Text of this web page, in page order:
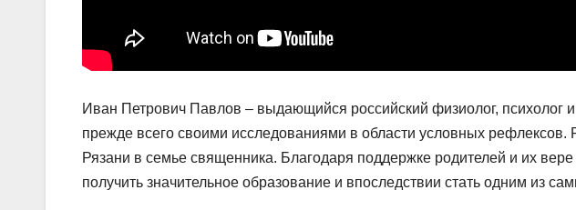
Иван Петрович Павлов – выдающийся российский физиолог, психолог
прежде всего своими исследованиями в области условных рефлексов.
Рязани в семье священника. Благодаря поддержке родителей и их
получить значительное образование и впоследствии стать одним из